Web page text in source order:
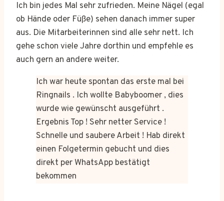
Ich bin jedes Mal sehr zufrieden. Meine Nägel (egal
ob Hände oder Füße) sehen danach immer super
aus. Die Mitarbeiterinnen sind alle sehr nett. Ich
gehe schon viele Jahre dorthin und empfehle es
auch gern an andere weiter.
Ich war heute spontan das erste mal bei
Ringnails . Ich wollte Babyboomer , dies
wurde wie gewünscht ausgeführt .
Ergebnis Top ! Sehr netter Service !
Schnelle und saubere Arbeit ! Hab direkt
einen Folgetermin gebucht und dies
direkt per WhatsApp bestätigt
bekommen